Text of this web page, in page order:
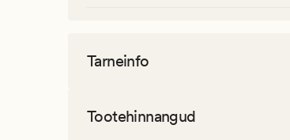
Tarneinfo
Tootehinnangud